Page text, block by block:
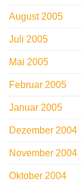
August 2005
Juli 2005
Mai 2005
Februar 2005
Januar 2005
Dezember 2004
November 2004
Oktober 2004